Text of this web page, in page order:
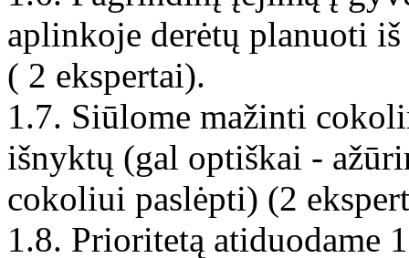
aplinkoje derėtų planuoti iš
( 2 ekspertai).
1.7. Siūlome mažinti
išnyktų (gal optiškai -
cokoliui paslėpti) (2
1.8. Prioritetą atiduodame